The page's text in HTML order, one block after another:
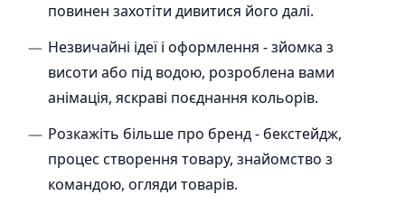
повинен захотіти дивитися його далі.
Незвичайні ідеї і оформлення - зйомка з
висоти або під водою, розроблена вами
анімація, яскраві поєднання кольорів.
Розкажіть більше про бренд - бекстейдж,
процес створення товару, знайомство з
командою, огляди товарів.